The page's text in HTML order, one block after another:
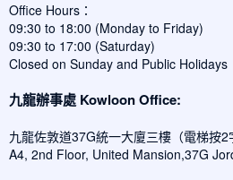
Office Hours：
09:30 to 18:00 (Monday to Friday)
09:30 to 17:00 (Saturday)
Closed on Sunday and Public Holidays
九龍辦事處 Kowloon Office:
九龍佐敦道37G統一大廈三樓（電梯按2
A4, 2nd Floor, United Mansion,37G